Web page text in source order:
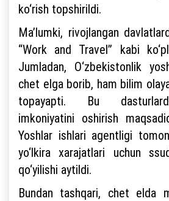
ko‘rish topshirildi.
Ma’lumki, rivojlangan
“Work and Travel” kabi
Jumladan, O‘zbekistonlik
chet elga borib, ham bilim
topayapti. Bu
imkoniyatini oshirish
Yoshlar ishlari agentligi
yo‘lkira xarajatlari uchun
qo‘yilishi aytildi.
Bundan tashqari, chet elda